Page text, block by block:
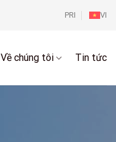
PRI VI
Về chúng tôi Tin tức